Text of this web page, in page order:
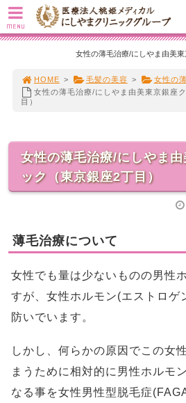
女性の薄毛治療/にしやま由美
HOME > 毛髪の美容 > 女性の
女性の薄毛治療/にしやま由美東京銀座
目）
女性の薄毛治療/にしやま
ック（東京銀座2丁目）
薄毛治療について
女性でも量は少ないものの男性
すが、女性ホルモン(エストロゲ
防いでいます。
しかし、何らかの原因でこの女
まうために相対的に男性ホルモ
なる事を女性男性型脱毛症
MENU